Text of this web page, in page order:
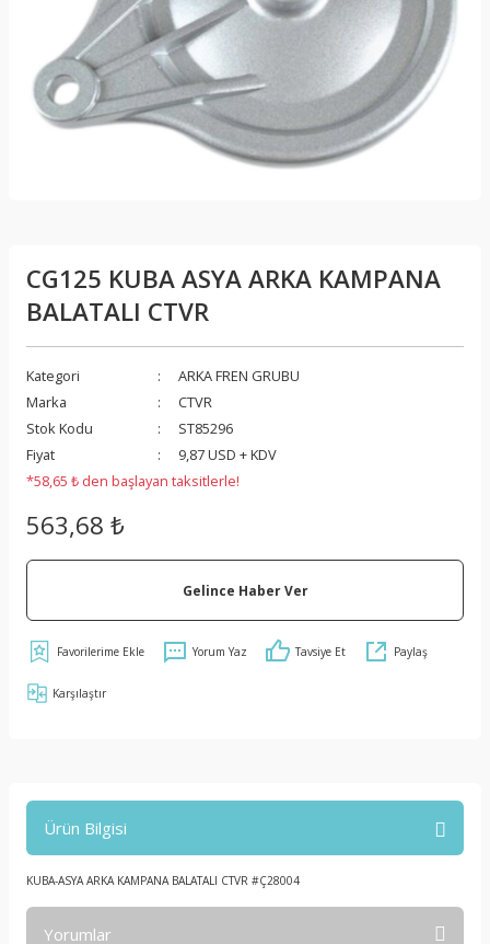
CG125 KUBA ASYA ARKA KAMPANA
BALATALI CTVR
Kategori
ARKA FREN GRUBU
Marka
CTVR
Stok Kodu
ST85296
Fiyat
9,87 USD + KDV
*58,65 ₺ den başlayan taksitlerle!
563,68 ₺
Gelince Haber Ver
Yorum Yaz Tavsiye Et Paylaş
Karşılaştır
Ürün Bilgisi
KUBA-ASYA ARKA KAMPANA BALATALI CTVR #Ç28004
Yorumlar